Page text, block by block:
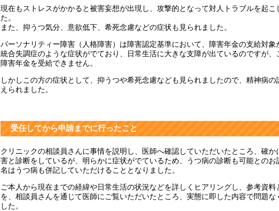
現在もストレスがかかると被害妄想が出現し、攻撃的となって対人トラブルを起こ
た。
また、抑うつ気分、意欲低下、希死念慮などの症状も見られました。
パーソナリティー障害（人格障害）は障害認定基準において、障害年金の支給対象
統合失調症のような症状がでており、日常生活に大きな支障が出ているのですが、
障害年金を受給できません。
しかしこの方の症状として、抑うつや希死念慮なども見られましたので、精神病
えられました。
受任してから申請までに行ったこと
クリニックの相談員さんに事情を説明し、医師へ確認していただいたところ、確
害と診断をしているが、明らかに症状がでているため、うつ病の診断も可能との
名はうつ病も併記していただけることとなりました。
ご本人から現在までの経緯や日常生活の状況などを詳しくヒアリングし、参考資
を、相談員さんを通じて医師にご覧いただいたところ、実態に即した内容で問題な
した。